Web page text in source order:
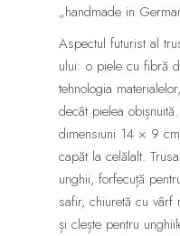
„handmade in
Aspectul futurist al
ului: o piele cu fibră
tehnologia
decât pielea
dimensiuni 14 × 9
capăt la celălalt.
unghii, forfecuță
safir, chiuretă cu vârf
și clește pentru